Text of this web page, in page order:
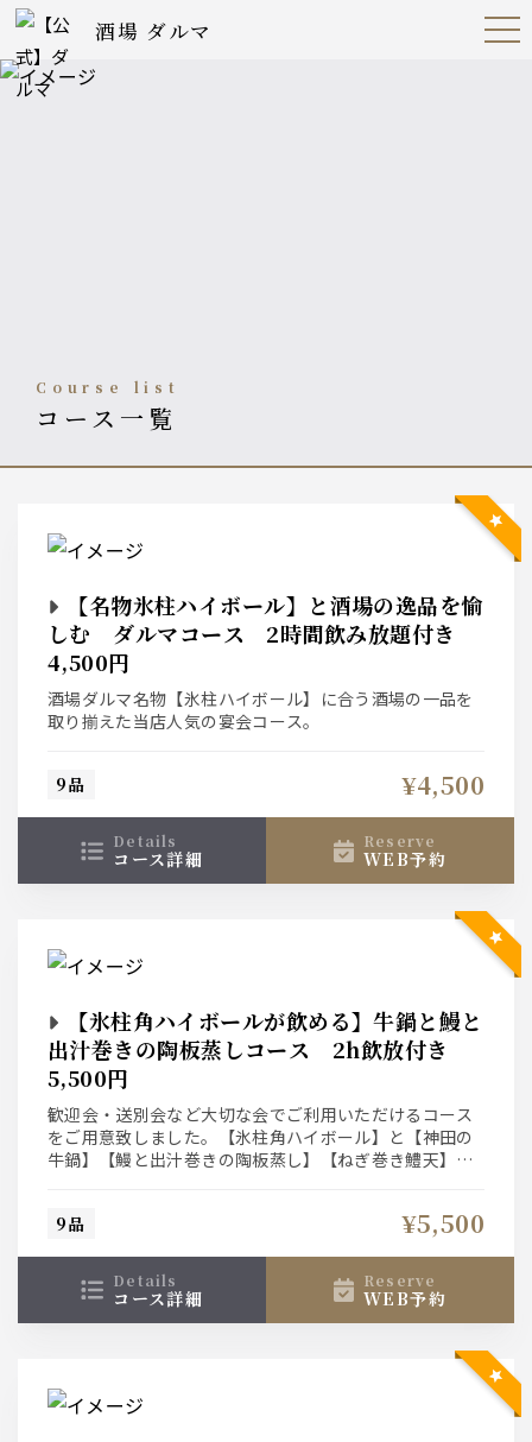
酒場 ダルマ Open
Navig
course list
コース一覧
【名物氷柱ハイボール】と酒場の逸品を愉
しむ ダルマコース 2時間飲み放題付き
4,500円
酒場ダルマ名物【氷柱ハイボール】に合う酒場の一品を
取り揃えた当店人気の宴会コース。
9品 ¥4,500
details
コース詳細
reserve
WEB予約
【氷柱角ハイボールが飲める】牛鍋と鰻と
出汁巻きの陶板蒸しコース 2h飲放付き
5,500円
歓迎会・送別会など大切な会でご利用いただけるコース
をご用意致しました。【氷柱角ハイボール】と【神田の
牛鍋】【鰻と出汁巻きの陶板蒸し】【ねぎ巻き鱧天】調
9品
¥5,500
details
コース詳細
reserve
WEB予約